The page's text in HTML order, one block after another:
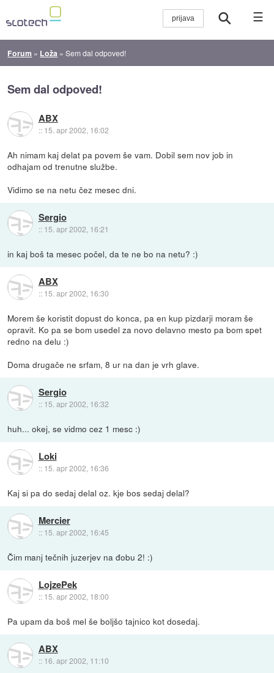
☰
Forum » Loža »Sem dal odpoved!
Sem dal odpoved!
ABX
:: 15. apr 2002, 16:02
Ah nimam kaj delat pa povem še vam. Dobil sem nov job in
odhajam od trenutne službe.
Vidimo se na netu čez mesec dni.
Sergio
:: 15. apr 2002, 16:21
in kaj boš ta mesec počel, da te ne bo na netu? :)
ABX
:: 15. apr 2002, 16:30
Morem še koristit dopust do konca, pa en kup pizdarji moram še
opravit. Ko pa se bom usedel za novo delavno mesto pa bom spet
redno na delu :)
Doma drugače ne srfam, 8 ur na dan je vrh glave.
Sergio
:: 15. apr 2002, 16:32
huh... okej, se vidmo cez 1 mesc :)
Loki
:: 15. apr 2002, 16:36
Kaj si pa do sedaj delal oz. kje bos sedaj delal?
Mercier
:: 15. apr 2002, 16:45
Čim manj tečnih juzerjev na đobu 2! :)
LojzePek
:: 15. apr 2002, 18:00
Pa upam da boš mel še boljšo tajnico kot dosedaj.
ABX
:: 16. apr 2002, 11:10